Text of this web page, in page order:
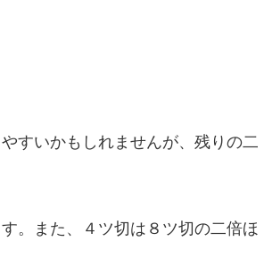
すいかもしれませんが、残りの二
。また、４ツ切は８ツ切の二倍ほ